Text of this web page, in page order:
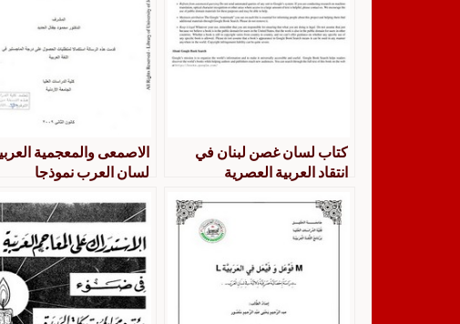
كتاب لسان غصن لبنان في
انتقاد العربية العصرية
الاصمعى والمعجمية
لسان العرب نموذجا